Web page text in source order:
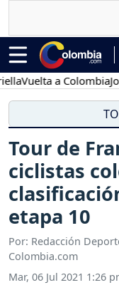
a ColombiaJorge
Tour de
ciclistas
etapa 10
Por: Redacción
Colombia.com
Mar, 06 Jul 2021 1:26